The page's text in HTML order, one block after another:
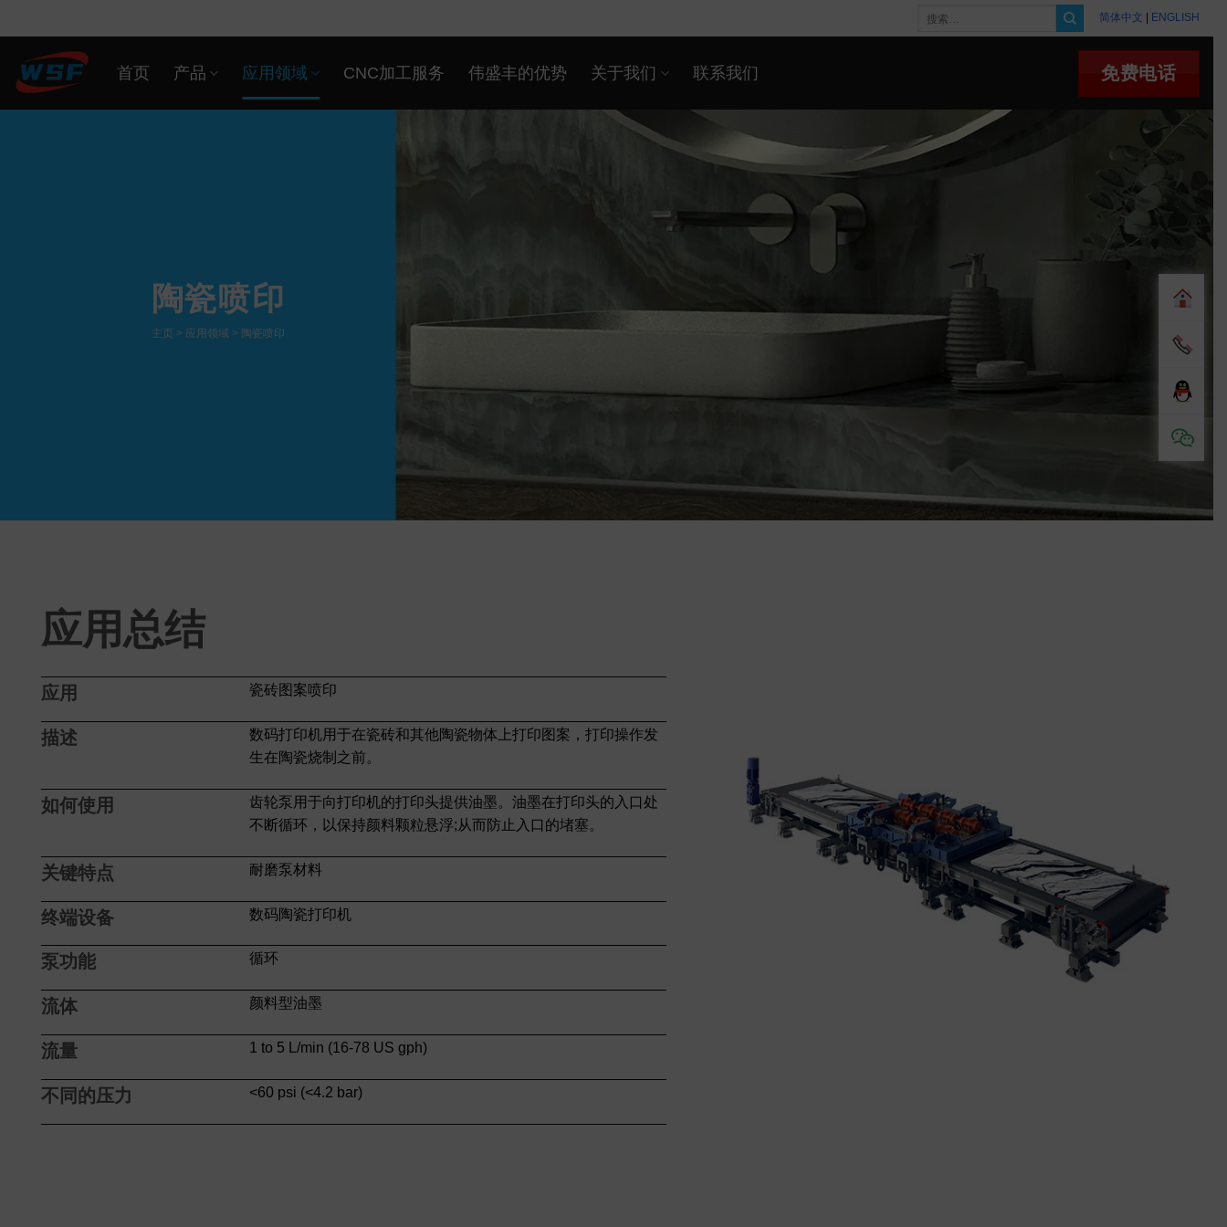
to
content
索：
简体中文 ENGLISH
首页 产品 应用领域 CNC加工服务 伟盛丰的优势 关于我们 联系我们 免费电话
陶瓷喷印
主页 > 应用领域 > 陶瓷喷印
应用总结
应用 瓷砖图案喷印
描述
数码打印机用于在瓷砖和其他陶瓷物体上打印图案，打印操作发
生在陶瓷烧制之前。
如何使用
齿轮泵用于向打印机的打印头提供油墨。油墨在打印头的入口处
不断循环，以保持颜料颗粒悬浮;从而防止入口的堵塞。
关键特点 耐磨泵材料
终端设备 数码陶瓷打印机
泵功能 循环
流体 颜料型油墨
流量 1 to 5 L/min (16-78 US gph)
不同的压力 <60 psi (<4.2 bar)